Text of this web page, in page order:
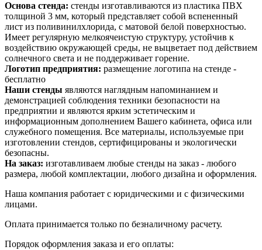
Основа стенда: стенды изготавливаются из пластика ПВХ
толщиной 3 мм, который представляет собой вспененный
лист из поливинилхлорида, с матовой белой поверхностью.
Имеет регулярную мелкоячеистую структуру, устойчив к
воздействию окружающей среды, не выцветает под действием
солнечного света и не поддерживает горение.
Логотип предприятия: размещение логотипа на стенде -
бесплатно
Наши стенды являются наглядным напоминанием и
демонстрацией соблюдения техники безопасности на
предприятии и являются ярким эстетическим и
информационным дополнением Вашего кабинета, офиса или
служебного помещения. Все материалы, используемые при
изготовлении стендов, сертифицированы и экологически
безопасны.
На заказ: изготавливаем любые стенды на заказ - любого
размера, любой комплектации, любого дизайна и оформления.
Наша компания работает с юридическими и с физическими
лицами.
Оплата принимается только по безналичному расчету.
Порядок оформления заказа и его оплаты: